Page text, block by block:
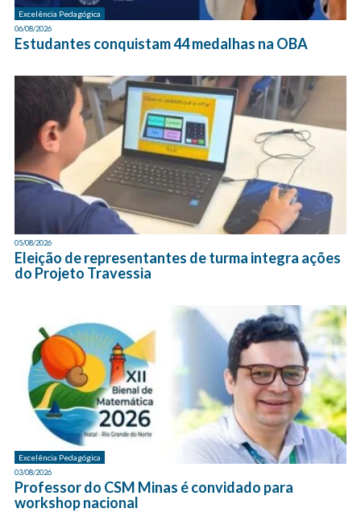
Excelência Pedagógica
06/08/2026
Estudantes conquistam 44 medalhas na OBA
05/08/2026
Eleição de representantes de turma integra ações
do Projeto Travessia
Excelência Pedagógica
03/08/2026
Professor do CSM Minas é convidado para
workshop nacional